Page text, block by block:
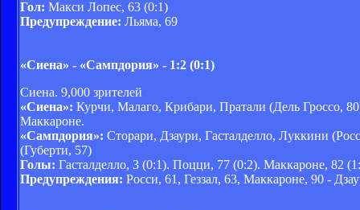
Гол: Макси Лопес, 63 (0:1)
Предупреждение: Льяма, 69
«Сиена» - «Сампдория» - 1:2 (0:1)
Сиена. 9,000 зрителей
«Сиена»: Курчи, Малаго, Крибари, Пратали (Дель Гроссо,
Маккароне.
«Сампдория»: Сторари, Дзаури, Гасталделло, Луккини
(Губерти, 57)
Голы: Гасталделло, 3 (0:1). Поцци, 77 (0:2). Маккароне, 82
Предупреждения: Росси, 61, Геззал, 63, Маккароне, 90 -